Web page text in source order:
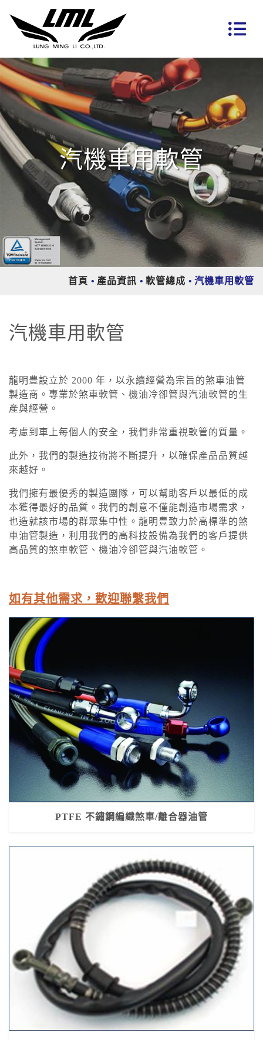
汽機車用軟管
首頁 產品資訊 軟管總成 汽機車用軟管
汽機車用軟管
龍明豊設立於 2000 年，以永續經營為宗旨的煞車油管
製造商。專業於煞車軟管、機油冷卻管與汽油軟管的生
產與經營。
考慮到車上每個人的安全，我們非常重視軟管的質量。
此外，我們的製造技術將不斷提升，以確保產品品質越
來越好。
我們擁有最優秀的製造團隊，可以幫助客戶以最低的成
本獲得最好的品質。我們的創意不僅能創造市場需求，
也造就該市場的群眾集中性。龍明豊致力於高標準的煞
車油管製造，利用我們的高科技設備為我們的客戶提供
高品質的煞車軟管、機油冷卻管與汽油軟管。
如有其他需求，歡迎聯繫我們
PTFE 不鏽鋼編織煞車/離合器油管